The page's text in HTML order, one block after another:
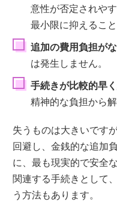
意性が否定されや
最小限に抑えること
追加の費用負担が
は発生しません。
手続きが比較的早
精神的な負担から解
失うものは大きいです
回避し、金銭的な追加
に、最も現実的で安全
関連する手続きとして
う方法もあります。